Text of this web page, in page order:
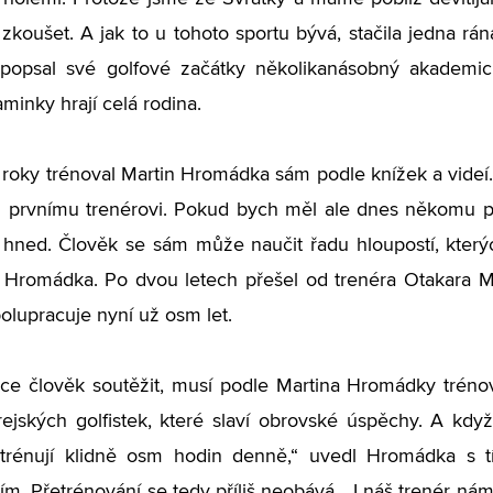
A jak to u tohoto sportu bývá, stačila jedna
své golfové začátky několikanásobný
hrají celá rodina.
trénoval Martin Hromádka sám podle knížek a
prvnímu trenérovi. Pokud bych měl ale dnes někomu
Člověk se sám může naučit řadu hloupostí,
Po dvou letech přešel od trenéra Otakara
nyní už osm let.
člověk soutěžit, musí podle Martina Hromádky
golfistek, které slaví obrovské úspěchy. A
klidně osm hodin denně,“ uvedl Hromádka s